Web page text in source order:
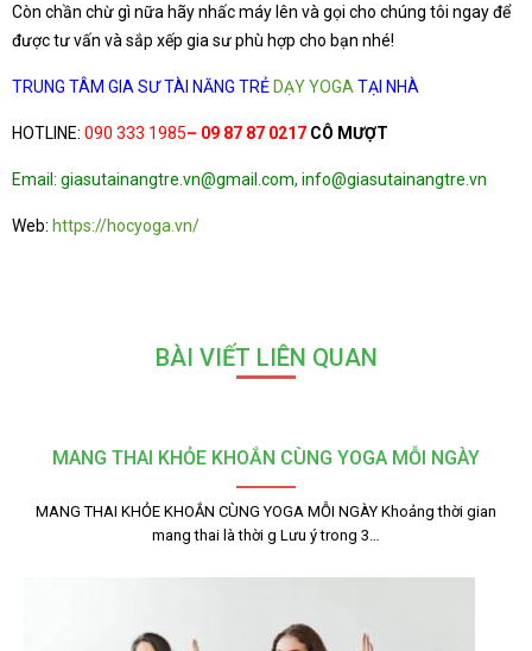
Còn chần chừ gì nữa hãy nhấc máy lên và gọi cho chúng tôi ngay để
được tư vấn và sắp xếp gia sư phù hợp cho bạn nhé!
TRUNG TÂM GIA SƯ TÀI NĂNG TRẺ DẠY YOGA TẠI NHÀ
HOTLINE: 090 333 1985– 09 87 87 0217 CÔ MƯỢT
Email: giasutainangtre.vn@gmail.com, info@giasutainangtre.vn
Web: https://hocyoga.vn/
BÀI VIẾT LIÊN QUAN
MANG THAI KHỎE KHOẮN CÙNG YOGA MỖI NGÀY
MANG THAI KHỎE KHOẮN CÙNG YOGA MỖI NGÀY Khoảng thời gian
mang thai là thời g Lưu ý trong 3…